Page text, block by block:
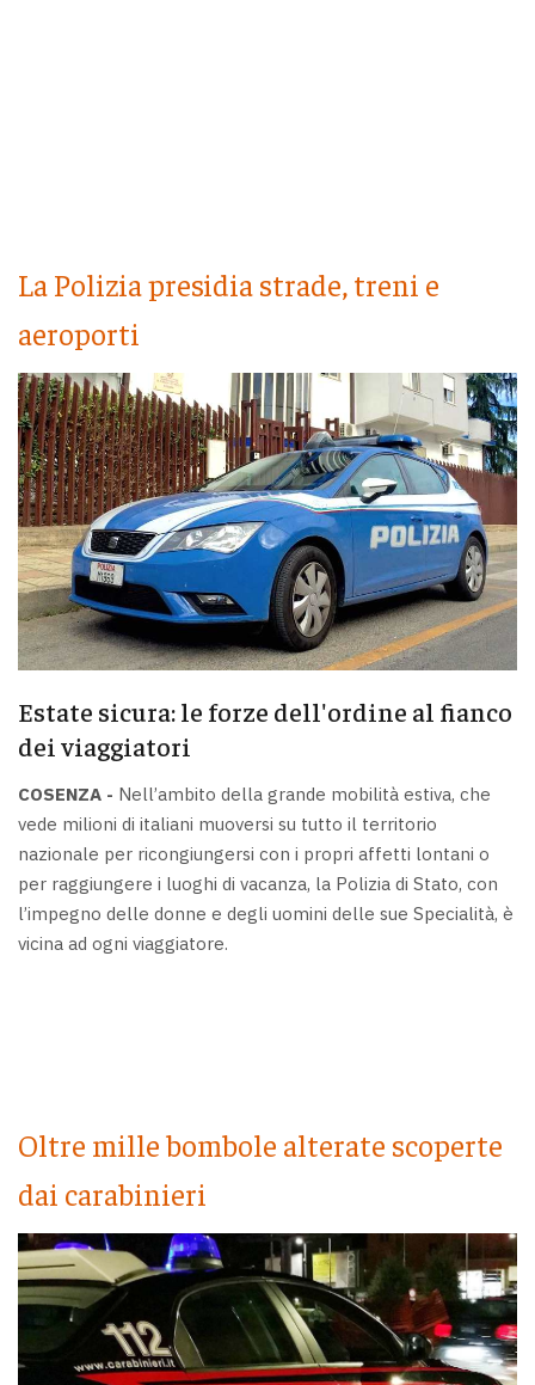
La Polizia presidia strade, treni e
aeroporti
Estate sicura: le forze dell'ordine al fianco
dei viaggiatori
COSENZA - Nell’ambito della grande mobilità estiva, che
vede milioni di italiani muoversi su tutto il territorio
nazionale per ricongiungersi con i propri affetti lontani o
per raggiungere i luoghi di vacanza, la Polizia di Stato, con
l’impegno delle donne e degli uomini delle sue Specialità, è
vicina ad ogni viaggiatore.
Oltre mille bombole alterate scoperte
dai carabinieri